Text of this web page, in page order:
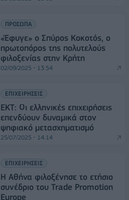
ΠΡΟΣΩΠΑ
«Έφυγε» ο Σπύρος Κοκοτός, ο
πρωτοπόρος της πολυτελούς
φιλοξενίας στην Κρήτη
02/09/2025 - 13:54
ΕΠΙΧΕΙΡΗΣΕΙΣ
ΕΚΤ: Οι ελληνικές επιχειρήσεις
επενδύουν δυναμικά στον
ψηφιακό μετασχηματισμό
25/07/2025 - 14:14
ΕΠΙΧΕΙΡΗΣΕΙΣ
Η Αθήνα φιλοξένησε το ετήσιο
συνέδριο του Trade Promotion
Europe